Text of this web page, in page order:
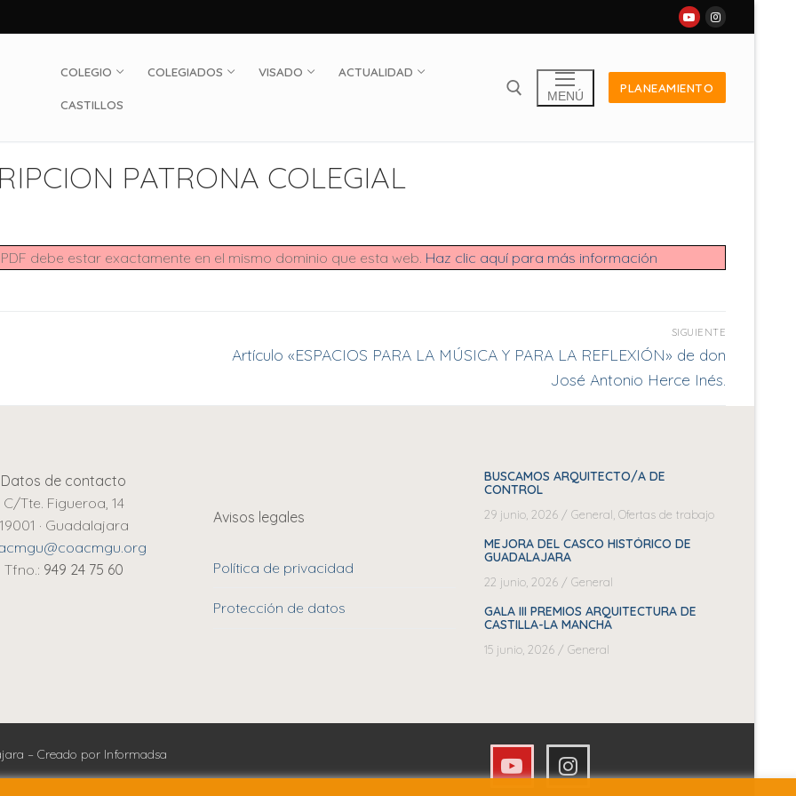
COLEGIO COLEGIADOS VISADO ACTUALIDAD
CASTILLOS
MENÚ
PLANEAMIENTO
PATRONA COLEGIAL
debe estar exactamente en el mismo dominio que esta web. Haz clic aquí para más información
SIGUIENTE
Entrada
Artículo «ESPACIOS PARA LA MÚSICA Y PARA LA REFLEXIÓN» de don
José Antonio Herce Inés.
Datos de contacto
C/Tte. Figueroa, 14
19001 · Guadalajara
Tfno.: 949 24 75 60
Avisos legales
Política de privacidad
Protección de datos
BUSCAMOS ARQUITECTO/A DE
CONTROL
29 junio, 2026/ General Ofertas de trabajo
MEJORA DEL CASCO HISTÓRICO DE
GUADALAJARA
22 junio, 2026/ General
GALA III PREMIOS ARQUITECTURA DE
CASTILLA-LA MANCHA
15 junio, 2026/ General
– Creado por Informadsa